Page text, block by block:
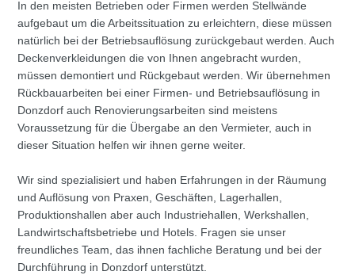
In den meisten Betrieben oder Firmen werden Stellwände
aufgebaut um die Arbeitssituation zu erleichtern, diese müssen
natürlich bei der Betriebsauflösung zurückgebaut werden. Auch
Deckenverkleidungen die von Ihnen angebracht wurden,
müssen demontiert und Rückgebaut werden. Wir übernehmen
Rückbauarbeiten bei einer Firmen- und Betriebsauflösung in
Donzdorf auch Renovierungsarbeiten sind meistens
Voraussetzung für die Übergabe an den Vermieter, auch in
dieser Situation helfen wir ihnen gerne weiter.
Wir sind spezialisiert und haben Erfahrungen in der Räumung
und Auflösung von Praxen, Geschäften, Lagerhallen,
Produktionshallen aber auch Industriehallen, Werkshallen,
Landwirtschaftsbetriebe und Hotels. Fragen sie unser
freundliches Team, das ihnen fachliche Beratung und bei der
Durchführung in Donzdorf unterstützt.